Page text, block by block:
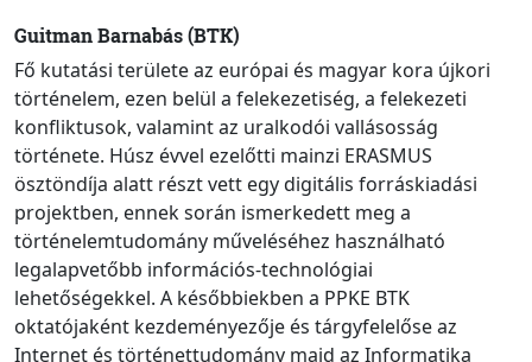
Guitman Barnabás (BTK)
Fő kutatási területe az európai és magyar kora újkori
történelem, ezen belül a felekezetiség, a felekezeti
konfliktusok, valamint az uralkodói vallásosság
története. Húsz évvel ezelőtti mainzi ERASMUS
ösztöndíja alatt részt vett egy digitális forráskiadási
projektben, ennek során ismerkedett meg a
történelemtudomány műveléséhez használható
legalapvetőbb információs-technológiai
lehetőségekkel. A későbbiekben a PPKE BTK
oktatójaként kezdeményezője és tárgyfelelőse az
Internet és történettudomány majd az Informatika